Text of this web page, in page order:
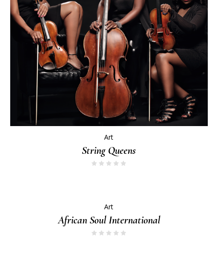
Art
String Queens
Art
African Soul International